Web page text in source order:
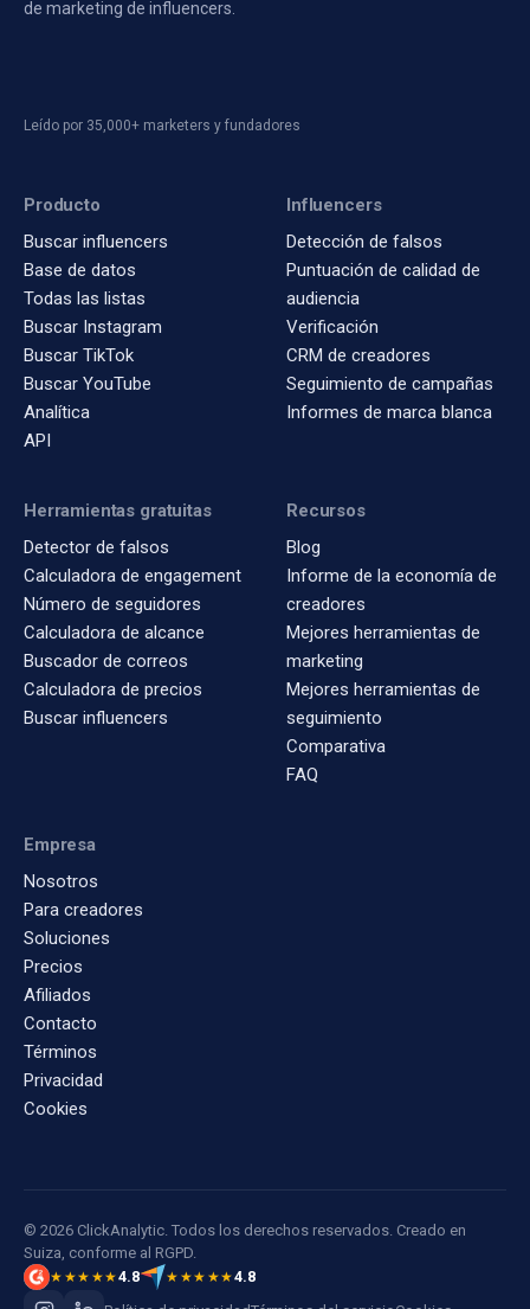
de marketing de influencers.
Leído por 35,000+ marketers y fundadores
Producto
Buscar influencers
Base de datos
Todas las listas
Buscar Instagram
Buscar TikTok
Buscar YouTube
Analítica
API
Influencers
Detección de falsos
Puntuación de calidad de
audiencia
Verificación
CRM de creadores
Seguimiento de campañas
Informes de marca blanca
Herramientas gratuitas
Detector de falsos
Calculadora de engagement
Número de seguidores
Calculadora de alcance
Buscador de correos
Calculadora de precios
Buscar influencers
Recursos
Blog
Informe de la economía de
creadores
Mejores herramientas de
marketing
Mejores herramientas de
seguimiento
Comparativa
FAQ
Empresa
Nosotros
Para creadores
Soluciones
Precios
Afiliados
Contacto
Términos
Privacidad
Cookies
© 2026 ClickAnalytic. Todos los derechos reservados. Creado en
Suiza, conforme al RGPD.
★★★★★4.8 ★★★★★4.8